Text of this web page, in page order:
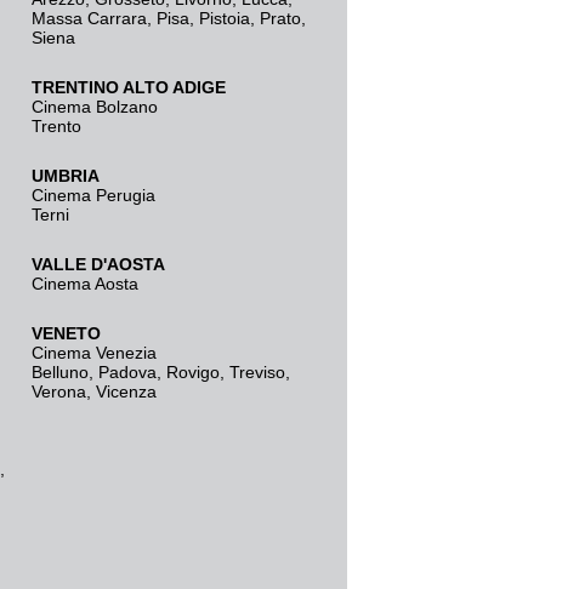
Massa Carrara
Pisa Pistoia Prato
Siena
TRENTINO ALTO ADIGE
Cinema Bolzano
Trento
UMBRIA
Cinema Perugia
Terni
VALLE D'AOSTA
Cinema Aosta
VENETO
Cinema Venezia
Belluno Padova Rovigo Treviso
Verona Vicenza